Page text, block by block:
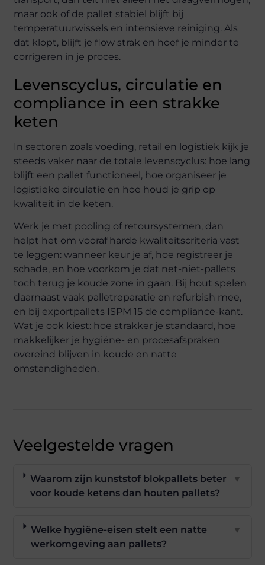
maar ook of de pallet stabiel blijft bij
temperatuurwissels en intensieve reiniging. Als
dat klopt, blijft je flow strak en hoef je minder te
corrigeren in je proces.
Levenscyclus, circulatie en
compliance in een strakke
keten
In sectoren zoals voeding, retail en logistiek kijk je
steeds vaker naar de totale levenscyclus: hoe lang
blijft een pallet functioneel, hoe organiseer je
logistieke circulatie en hoe houd je grip op
kwaliteit in de keten.
Werk je met pooling of retoursystemen, dan
helpt het om vooraf harde kwaliteitscriteria vast
te leggen: wanneer keur je af, hoe registreer je
schade, en hoe voorkom je dat net-niet-pallets
toch terug je koude zone in gaan. Bij hout spelen
daarnaast vaak palletreparatie en refurbish mee,
en bij exportpallets ISPM 15 de compliance-kant.
Wat je ook kiest: hoe strakker je standaard, hoe
makkelijker je hygiëne- en procesafspraken
overeind blijven in koude en natte
omstandigheden.
Veelgestelde vragen
Waarom zijn kunststof blokpallets beter
voor koude ketens dan houten pallets?
▼
Welke hygiëne-eisen stelt een natte
werkomgeving aan pallets?
▼